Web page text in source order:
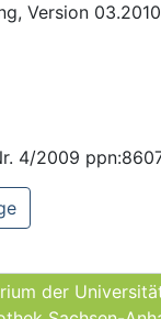
Version
4/2009
der